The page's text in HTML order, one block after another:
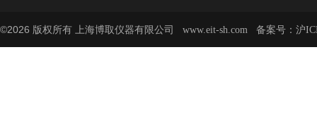
©2026 版权所有 上海博取仪器有限公司 www.eit-sh.com 备案号： 沪